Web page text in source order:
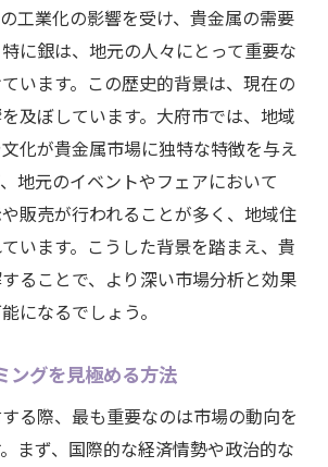
える市場攻略法
コンサルタントサービス活用法
での目標設定と達成法
場動向と情報収集方法
注意すべき点愛知県大府市の市場
確認すべき法令と規制
分けるポイント
と保証制度の理解
きセキュリティのポイント
トラブルを避ける方法
工業化の影響を受け、貴金属の需要
に銀は、地元の人々にとって重要な
います。この歴史的背景は、現在の
及ぼしています。大府市では、地域
化が貴金属市場に独特な特徴を与え
地元のイベントやフェアにおいて
販売が行われることが多く、地域住
います。こうした背景を踏まえ、貴
ることで、より深い市場分析と効果
になるでしょう。
ングを見極める方法
る際、最も重要なのは市場の動向を
まず、国際的な経済情勢や政治的な